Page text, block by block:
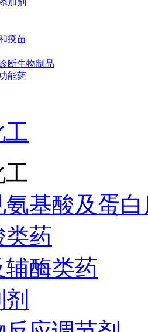
加剂
疫苗
断生物制品
能药
氨基酸及蛋
类药
辅酶类药